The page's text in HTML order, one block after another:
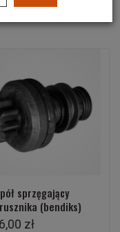
sprzęgający
(bendiks)
zł